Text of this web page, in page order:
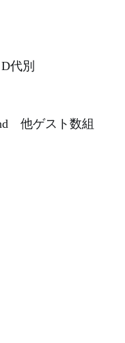
D代別
他ゲスト数組